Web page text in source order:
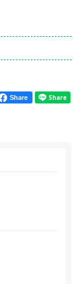
Share